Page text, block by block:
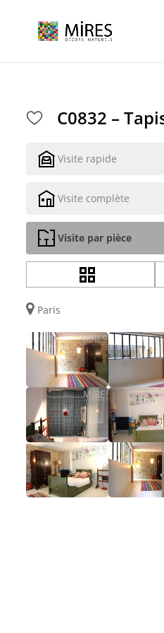
C0832 –
Visite rapide
Visite complète
Visite par pièce
Paris